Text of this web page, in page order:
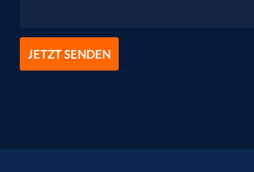
JETZT SENDEN